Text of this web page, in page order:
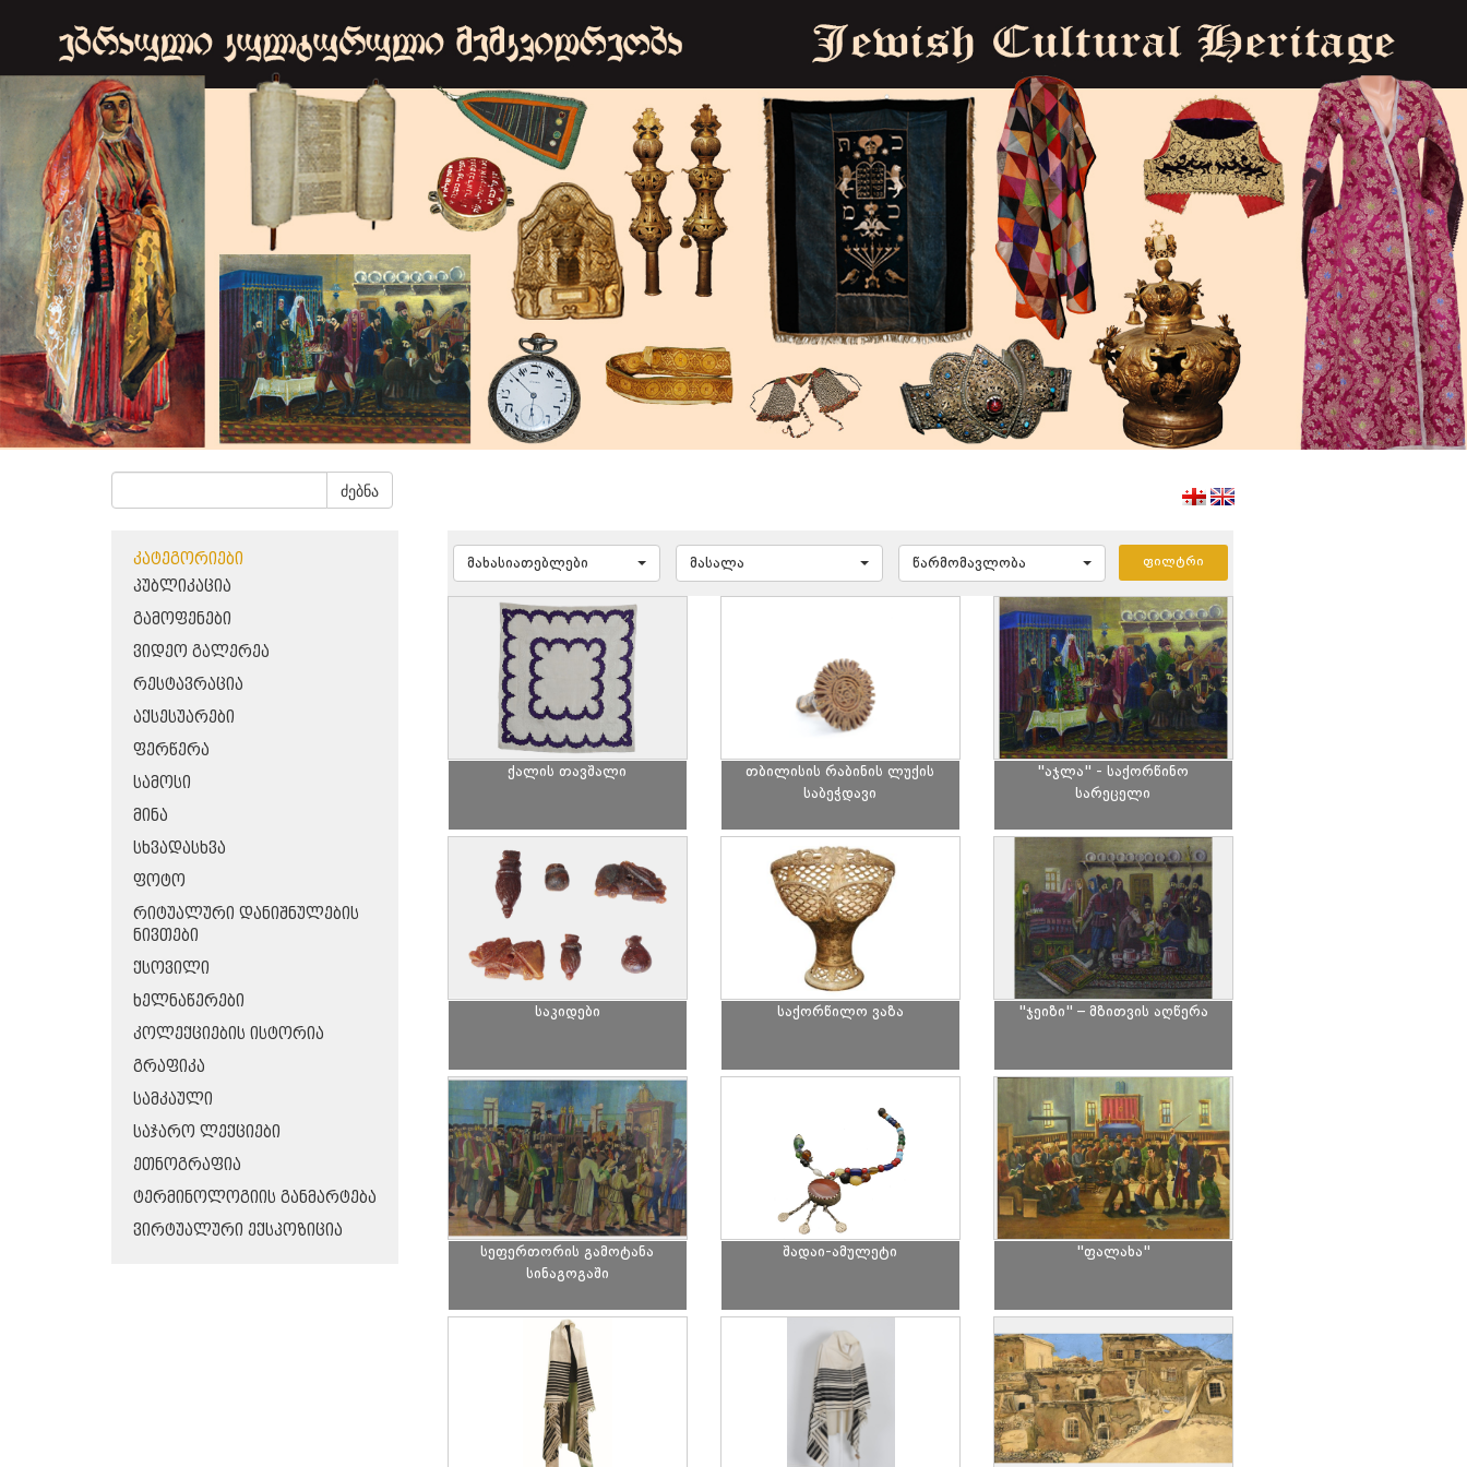
ძებნა
ᲙᲐᲢᲔᲒᲝᲠᲘᲔᲑᲘ
ᲞᲣᲑᲚᲘᲙᲐᲪᲘᲐ
ᲒᲐᲛᲝᲤᲔᲜᲔᲑᲘ
ᲕᲘᲓᲔᲝ ᲒᲐᲚᲔᲠᲔᲐ
ᲠᲔᲡᲢᲐᲕᲠᲐᲪᲘᲐ
ᲐᲥᲡᲔᲡᲣᲐᲠᲔᲑᲘ
ᲤᲔᲠᲬᲔᲠᲐ
ᲡᲐᲛᲝᲡᲘ
ᲛᲘᲜᲐ
ᲡᲮᲕᲐᲓᲐᲡᲮᲕᲐ
ᲤᲝᲢᲝ
ᲠᲘᲢᲣᲐᲚᲣᲠᲘ ᲓᲐᲜᲘᲨᲜᲣᲚᲔᲑᲘᲡ
ᲜᲘᲕᲗᲔᲑᲘ
ᲥᲡᲝᲕᲘᲚᲘ
ᲮᲔᲚᲜᲐᲬᲔᲠᲔᲑᲘ
ᲙᲝᲚᲔᲥᲪᲘᲔᲑᲘᲡ ᲘᲡᲢᲝᲠᲘᲐ
ᲒᲠᲐᲤᲘᲙᲐ
ᲡᲐᲛᲙᲐᲣᲚᲘ
ᲡᲐᲯᲐᲠᲝ ᲚᲔᲥᲪᲘᲔᲑᲘ
ᲔᲗᲜᲝᲒᲠᲐᲤᲘᲐ
ᲢᲔᲠᲛᲘᲜᲝᲚᲝᲒᲘᲘᲡ ᲒᲐᲜᲛᲐᲠᲢᲔᲑᲐ
ᲕᲘᲠᲢᲣᲐᲚᲣᲠᲘ ᲔᲥᲡᲞᲝᲖᲘᲪᲘᲐ
მახასიათებლები მასალა წარმომავლობა
ქალის თავშალი
თბილისის რაბინის ლუქის
საბეჭდავი
"აჯლა" - საქორწინო
სარეცელი
საკიდები საქორწილო ვაზა "ჯეიზი" – მზითვის აღწერა
სეფერთორის გამოტანა
სინაგოგაში
შადაი-ამულეტი "ფალახა"